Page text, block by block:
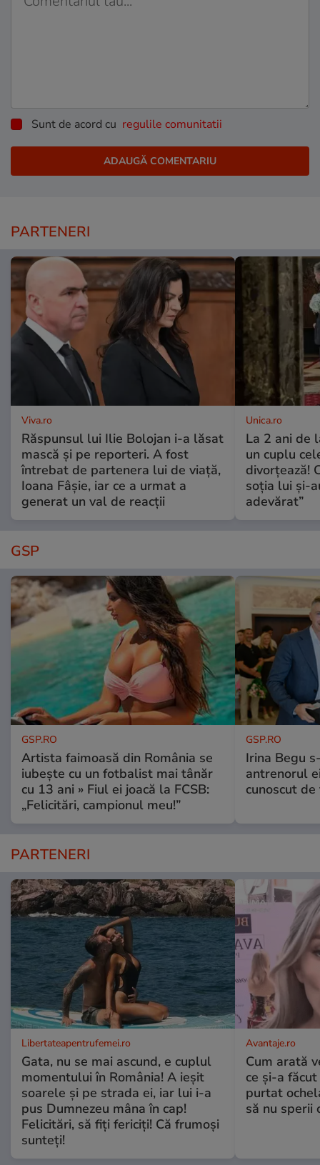
Sunt de acord cu regulile comunitatii
PARTENERI
Viva.ro
Răspunsul lui Ilie Bolojan i-a lăsat
mască și pe reporteri. A fost
întrebat de partenera lui de viață,
Ioana Fâșie, iar ce a urmat a
generat un val de reacții
Unica.ro
La 2 ani de
un cuplu
divorțează!
soția lui și-
adevărat”
GSP
GSP.RO
Artista faimoasă din România se
iubește cu un fotbalist mai tânăr
cu 13 ani » Fiul ei joacă la FCSB:
„Felicitări, campionul meu!”
GSP.RO
Irina Begu
antrenorul
cunoscut de
PARTENERI
Libertateapentrufemei.ro
Gata, nu se mai ascund, e cuplul
momentului în România! A ieșit
soarele și pe strada ei, iar lui i-a
pus Dumnezeu mâna în cap!
Felicitări, să fiți fericiți! Că frumoși
sunteți!
Avantaje.ro
Cum arată
ce și-a
purtat
să nu sperii